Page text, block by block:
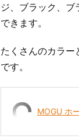
ジ、ブラック、
できます。
たくさんのカラー
です。
MOGU ホ